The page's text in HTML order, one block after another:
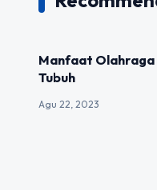
Manfaat
Tubuh
Agu 22, 2023